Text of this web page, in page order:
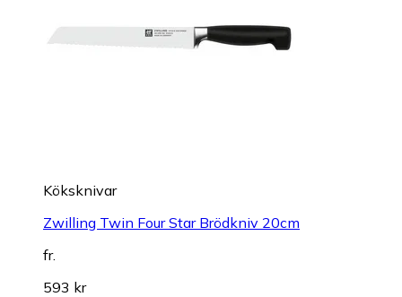
Köksknivar
Zwilling Twin Four Star Brödkniv 20cm
fr.
593 kr